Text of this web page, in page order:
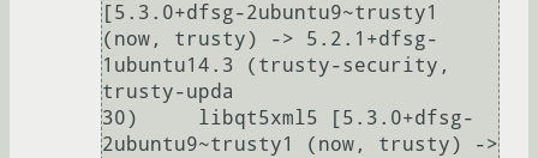
[5.3.0+dfsg-2ubuntu9~trusty1
(now, trusty) -> 5.2.1+dfsg-
1ubuntu14.3 (trusty-security,
trusty-upda
30)     libqt5xml5 [5.3.0+dfsg-
2ubuntu9~trusty1 (now, trusty) ->